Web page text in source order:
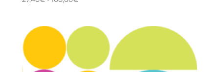
100,00€